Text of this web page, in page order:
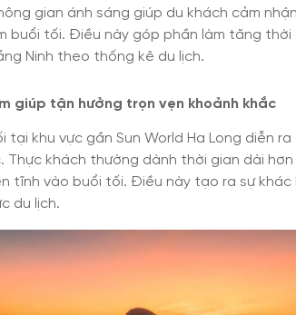
gian ánh sáng giúp du khách cảm
buổi tối. Điều này góp phần làm tăng thời
Ninh theo thống kê du lịch.
giúp tận hưởng trọn vẹn khoảnh khắc
tại khu vực gần Sun World Ha Long diễn
Thực khách thường dành thời gian dài
tĩnh vào buổi tối. Điều này tạo ra sự
du lịch.